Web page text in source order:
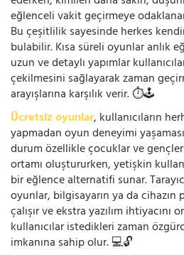
eğlenceli vakit geçirmeye
Bu çeşitlilik sayesinde herkes
bulabilir. Kısa süreli oyunlar anlık
uzun ve detaylı yapımlar
çekilmesini sağlayarak zaman
arayışlarına karşılık verir. ⏱️🕹️
Ücretsiz oyunlar, kullanıcıların
yapmadan oyun deneyimi
durum özellikle çocuklar ve
ortamı oluştururken, yetişkin
bir eğlence alternatifi sunar.
oyunlar, bilgisayarın ya da cihazın
çalışır ve ekstra yazılım ihtiyacını
kullanıcılar istedikleri zaman
imkanına sahip olur. 💻🔓